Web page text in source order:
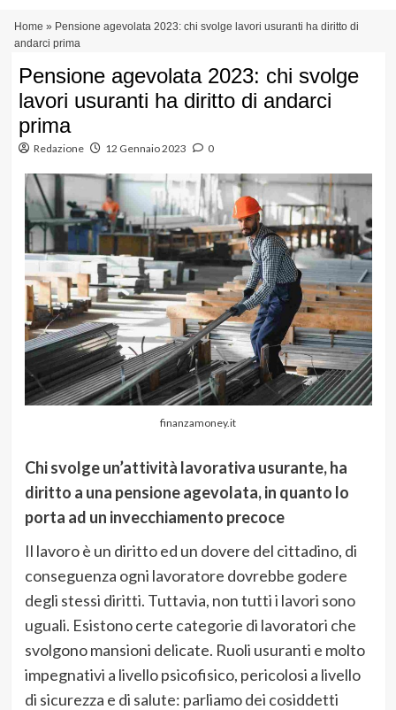
contenuto
principale
Home » Pensione agevolata 2023: chi svolge lavori usuranti ha diritto di
andarci prima
Pensione agevolata 2023: chi svolge
lavori usuranti ha diritto di andarci
prima
Redazione 12 Gennaio 2023 0
finanzamoney.it
Chi svolge un’attività lavorativa usurante, ha
diritto a una pensione agevolata, in quanto lo
porta ad un invecchiamento precoce
Il lavoro è un diritto ed un dovere del cittadino, di
conseguenza ogni lavoratore dovrebbe godere
degli stessi diritti. Tuttavia, non tutti i lavori sono
uguali. Esistono certe categorie di lavoratori che
svolgono mansioni delicate. Ruoli usuranti e molto
impegnativi a livello psicofisico, pericolosi a livello
di sicurezza e di salute: parliamo dei cosiddetti